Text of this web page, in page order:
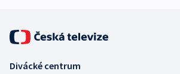
Divácké centrum